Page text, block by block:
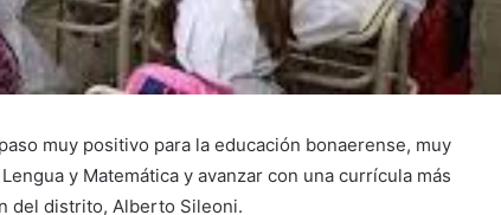
muy positivo para la educación bonaerense, muy
y Matemática y avanzar con una currícula más
del distrito, Alberto Sileoni.